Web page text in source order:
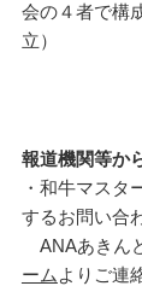
会の４者で構
立
報道機関等か
・和牛マスタ
するお問い合
ANAあきん
ーム よりご連